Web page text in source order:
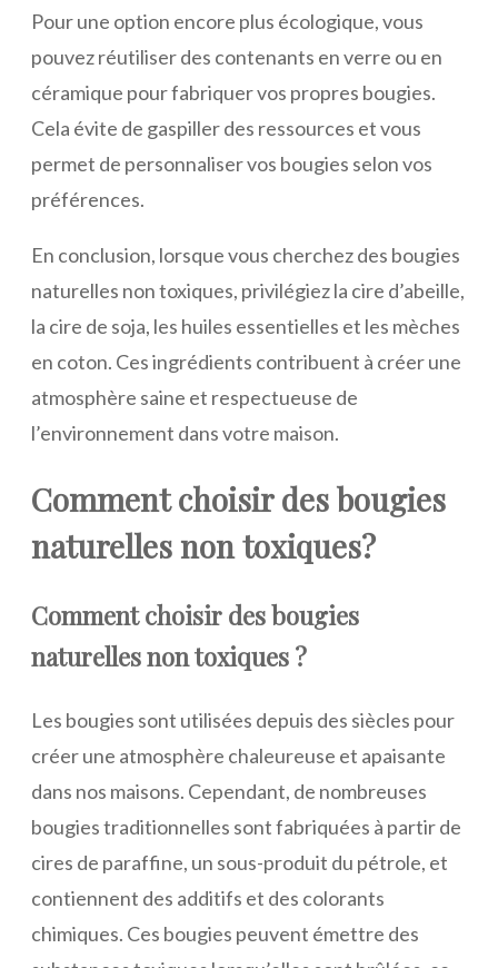
Pour une option encore plus écologique, vous
pouvez réutiliser des contenants en verre ou en
céramique pour fabriquer vos propres bougies.
Cela évite de gaspiller des ressources et vous
permet de personnaliser vos bougies selon vos
préférences.
En conclusion, lorsque vous cherchez des bougies
naturelles non toxiques, privilégiez la cire d’abeille,
la cire de soja, les huiles essentielles et les mèches
en coton. Ces ingrédients contribuent à créer une
atmosphère saine et respectueuse de
l’environnement dans votre maison.
Comment choisir des bougies
naturelles non toxiques?
Comment choisir des bougies
naturelles non toxiques ?
Les bougies sont utilisées depuis des siècles pour
créer une atmosphère chaleureuse et apaisante
dans nos maisons. Cependant, de nombreuses
bougies traditionnelles sont fabriquées à partir de
cires de paraffine, un sous-produit du pétrole, et
contiennent des additifs et des colorants
chimiques. Ces bougies peuvent émettre des